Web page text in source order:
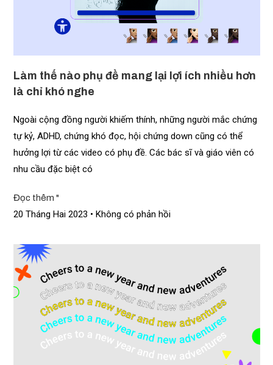
Làm thế nào phụ đề mang lại lợi ích nhiều hơn
là chỉ khó nghe
Ngoài cộng đồng người khiếm thính, những người mắc chứng
tự kỷ, ADHD, chứng khó đọc, hội chứng down cũng có thể
hưởng lợi từ các video có phụ đề. Các bác sĩ và giáo viên có
nhu cầu đặc biệt có
Đọc thêm "
20 Tháng Hai 2023 Không có phản hồi